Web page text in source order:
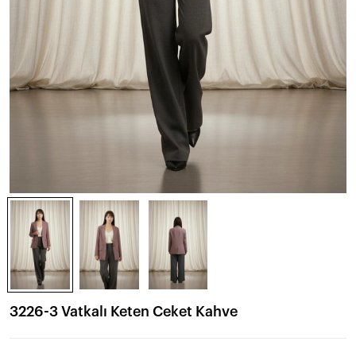
3226-3 Vatkalı Keten Ceket Kahve